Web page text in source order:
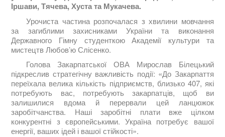
Іршави, Тячева, Хуста та Мукачева.
Урочиста частина розпочалася з хвилини мовчання
за загиблими захисниками України та виконання
Державного Гімну студенткою Академії культури та
мистецтв Любов’ю Слісенко.
Голова Закарпатської ОВА Мирослав Білецький
підкреслив стратегічну важливість події: «До Закарпаття
переїхала велика кількість підприємств, близько 407, які
потребують вас, потребують закарпатців, щоб ви
залишилися вдома й перервали цей ланцюжок
заробітчанства. Наші заробітні плати вже цілком
конкурентні з європейськими. Україна потребує вашої
енергії, ваших ідей і вашої стійкості».